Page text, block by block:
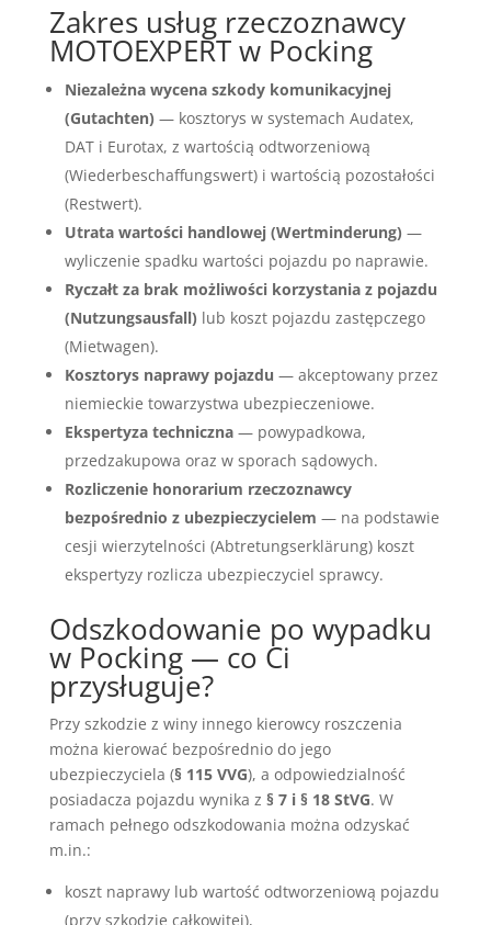
Zakres usług rzeczoznawcy
MOTOEXPERT w Pocking
Niezależna wycena szkody komunikacyjnej
(Gutachten) — kosztorys w systemach Audatex,
DAT i Eurotax, z wartością odtworzeniową
(Wiederbeschaffungswert) i wartością pozostałości
(Restwert).
Utrata wartości handlowej (Wertminderung) —
wyliczenie spadku wartości pojazdu po naprawie.
Ryczałt za brak możliwości korzystania z pojazdu
(Nutzungsausfall) lub koszt pojazdu zastępczego
(Mietwagen).
Kosztorys naprawy pojazdu — akceptowany przez
niemieckie towarzystwa ubezpieczeniowe.
Ekspertyza techniczna— powypadkowa,
przedzakupowa oraz w sporach sądowych.
Rozliczenie honorarium rzeczoznawcy
bezpośrednio z ubezpieczycielem — na podstawie
cesji wierzytelności (Abtretungserklärung) koszt
ekspertyzy rozlicza ubezpieczyciel sprawcy.
Odszkodowanie po wypadku
w Pocking — co Ci
przysługuje?
Przy szkodzie z winy innego kierowcy roszczenia
można kierować bezpośrednio do jego
ubezpieczyciela (§ 115 VVG), a odpowiedzialność
posiadacza pojazdu wynika z § 7 i § 18 StVG. W
ramach pełnego odszkodowania można odzyskać
m.in.:
koszt naprawy lub wartość odtworzeniową pojazdu
(przy szkodzie całkowitej),